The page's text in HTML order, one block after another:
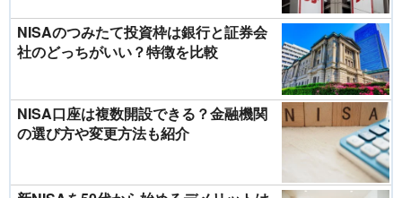
NISAのつみたて投資枠は銀行と証券会
社のどっちがいい？特徴を比較
NISA口座は複数開設できる？金融機関
の選び方や変更方法も紹介